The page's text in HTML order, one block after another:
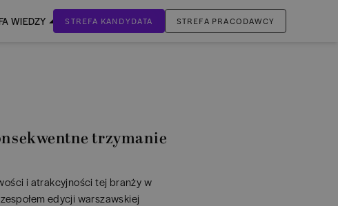
WIEDZY STREFA KANDYDATA STREFA PRACODAWCY
trzymanie
i atrakcyjności tej branży w
edycji warszawskiej